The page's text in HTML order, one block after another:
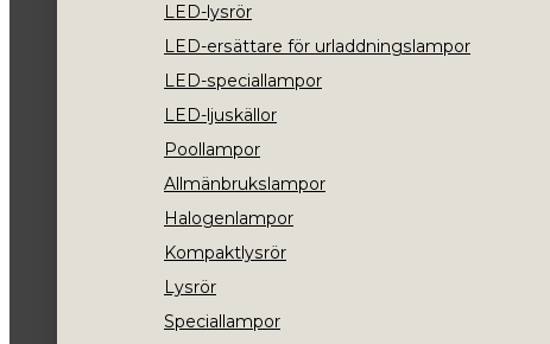
LED-lysrör
LED-ersättare för urladdningslampor
LED-speciallampor
LED-ljuskällor
Poollampor
Allmänbrukslampor
Halogenlampor
Kompaktlysrör
Lysrör
Speciallampor